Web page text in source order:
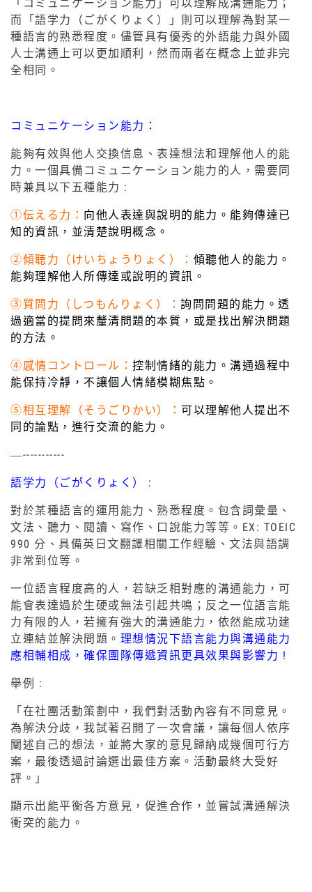
「コミュニケーション能力」可以理解成溝通能力；
而「語学力（ごがくりょく）」則可以理解為對某一
種語言的熟悉程度。儘管具有優秀的外語能力與外國
人士溝通上可以更加順利，然而兩者在概念上並非完
全相同。
コミュニケーション能力：
能夠有效與他人交換信息、表達想法和理解他人的能
力。一個具備コミュニケーション能力的人，需要同
時兼具以下五種能力 :
①伝える力： 向他人表達與說明的能力。能夠傳達已
知的資訊，並清楚說明概念。
②傾聴力（けいちょうりょく）： 傾聽他人的能力。
能夠理解他人所傳達或說明的資訊。
③質問力（しつもんりょく）： 詢問問題的能力。透
過適當的提問來釐清問題的本質，或是找出解決問題
的方法。
④感情コントロール： 控制情緒的能力。溝通過程中
能保持冷靜，不讓個人情緒模糊焦點。
⑤相互理解（そうごりかい）： 可以理解他人提出不
同的論點，進行交流的能力。
—-----------
語学力（ごがくりょく） :
對於某種語言的運用能力、熟悉程度。包含詞彙量、
文法、聽力、閱讀、寫作、口說能力等等。EX: TOEIC
990 分、具備英日文翻譯相關工作經驗、文法與語調
非常到位等。
一位語言程度高的人，若缺乏相對應的溝通能力，可
能會表達過於生硬或無法引起共鳴；反之一位語言能
力有限的人，若擁有強大的溝通能力，依然能成功建
立連結並解決問題。 理想情況下語言能力與溝通能力
應相輔相成，確保團隊傳遞資訊更具效果與影響力 !
舉例 :
「在社團活動策劃中，我們對活動內容有不同意見。
為解決分歧，我試著召開了一次會議，讓每個人依序
闡述自己的想法，並將大家的意見歸納成幾個可行方
案，最後透過討論選出最佳方案。活動最終大受好
評。」
顯示出能平衡各方意見，促進合作，並嘗試溝通解決
衝突的能力。